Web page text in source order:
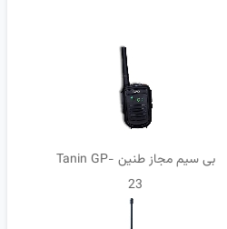
بی سیم مجاز طنین Tanin GP-
23